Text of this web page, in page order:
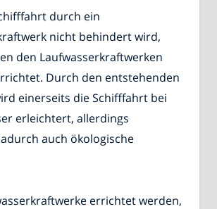
durch ein
nicht behindert wird,
den Laufwasserkraftwerken
Durch den entstehenden
einerseits die Schifffahrt bei
erleichtert, allerdings
auch ökologische
errichtet werden,